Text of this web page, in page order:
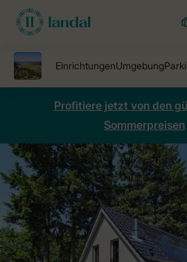
Profitiere jetzt von den
Sommerpreisen